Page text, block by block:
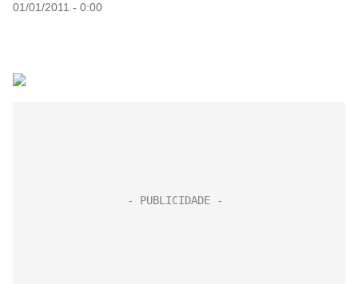
01/01/2011 - 0:00